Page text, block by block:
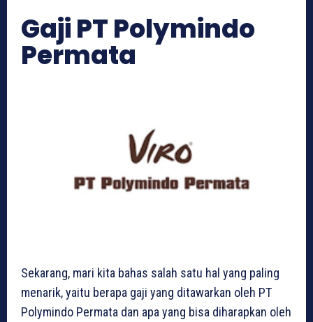
Gaji PT Polymindo
Permata
Sekarang, mari kita bahas salah satu hal yang paling
menarik, yaitu berapa gaji yang ditawarkan oleh PT
Polymindo Permata dan apa yang bisa diharapkan oleh